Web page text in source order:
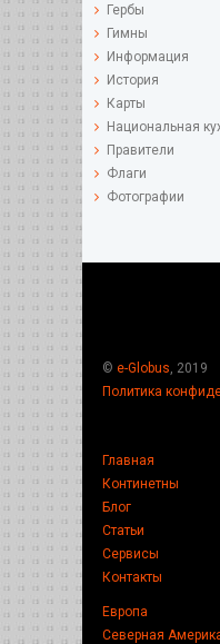
Гербы
Гимны
Информация
История
Карты
Национальная
Правители
Флаги
Фотографии
© e-Globus , 2019
Политика
Главная
Континетны
Блог
Статьи
Сервисы
Контакты
Европа
Северная